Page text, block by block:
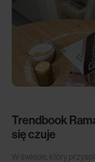
Trendbook
się czuje
W świecie, który